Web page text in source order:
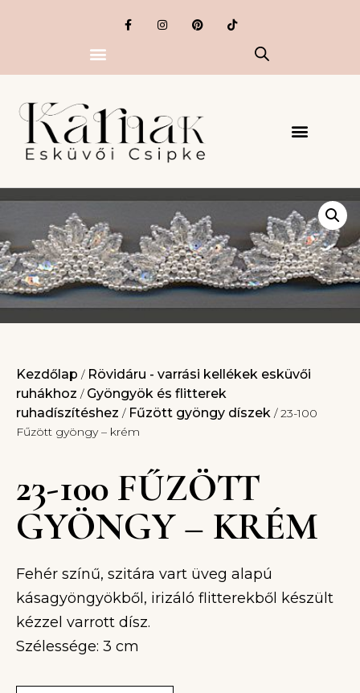
Kezdőlap / Rövidáru - varrási kellékek esküvői
ruhákhoz / Gyöngyök és flitterek
ruhadíszítéshez / Fűzött gyöngy díszek / 23-100
Fűzött gyöngy – krém
23-100 FŰZÖTT
GYÖNGY – KRÉM
Fehér színű, szitára vart üveg alapú
kásagyöngyökből, irizáló flitterekből készült
kézzel varrott dísz.
Szélessége: 3 cm